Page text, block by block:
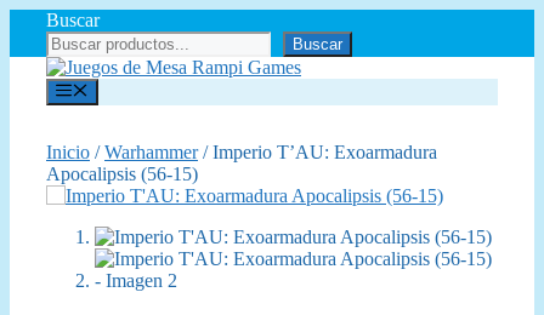
Saltar
contenido
Buscar
Buscar
Menú
Inicio /Warhammer/ Imperio T’AU: Exoarmadura
Apocalipsis (56-15)